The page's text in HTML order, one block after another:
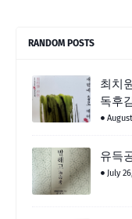
RANDOM POSTS
최치
독후
유득
July